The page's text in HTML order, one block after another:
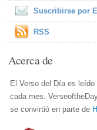
Suscribirse por
RSS
Acerca de
El Verso del Día es
cada mes.
se convirtió en parte de